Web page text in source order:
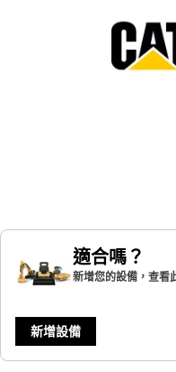
適合嗎？
新增您的設備，查看
新增設備